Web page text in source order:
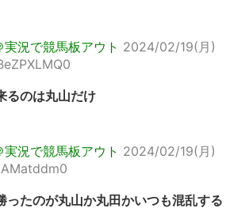
況で競馬板アウト 2024/02/19(月)
るのは丸山だけ
況で競馬板アウト 2024/02/19(月)
ったのが丸山か丸田かいつも混乱する